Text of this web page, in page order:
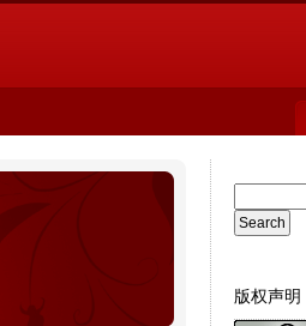
版权声明